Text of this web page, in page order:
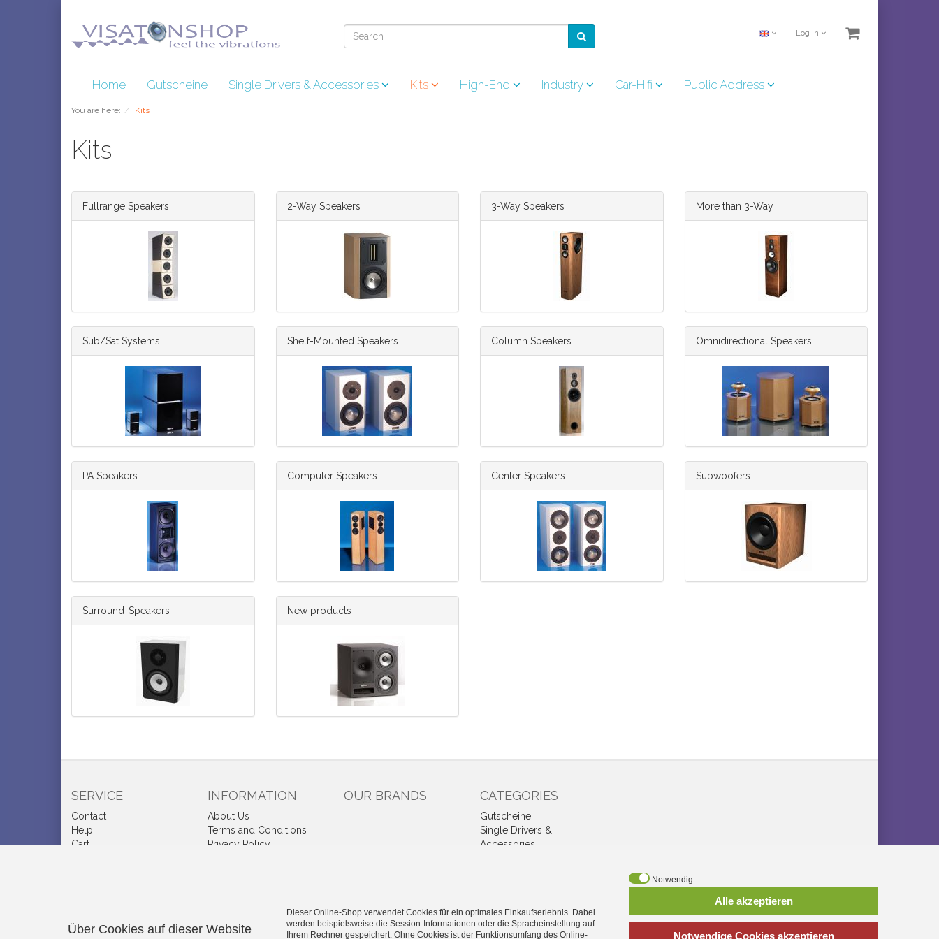
Log in
Home Gutscheine Single Drivers & Accessories Kits High-End Industry Car-Hifi Public Address
You are here: Kits
Kits
Fullrange Speakers 2-Way Speakers 3-Way Speakers More than 3-Way
Sub/Sat Systems Shelf-Mounted Speakers Column Speakers Omnidirectional Speakers
PA Speakers Computer Speakers Center Speakers Subwoofers
Surround-Speakers New products
SERVICE
Contact
Help
Cart
INFORMATION
About Us
Terms and Conditions
Privacy Policy
OUR BRANDS CATEGORIES
Gutscheine
Single Drivers &
Accessories
Public Address
Über Cookies auf dieser Website
Dieser Online-Shop verwendet Cookies für ein optimales Einkaufserlebnis. Dabei
werden beispielsweise die Session-Informationen oder die Spracheinstellung auf
Ihrem Rechner gespeichert. Ohne Cookies ist der Funktionsumfang des Online-
Notwendig
Alle akzeptieren
Notwendige Cookies akzeptieren